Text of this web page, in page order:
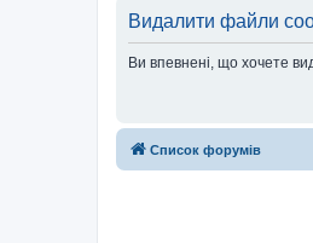
Видалити файли
Ви впевнені, що хочете
Список форумів